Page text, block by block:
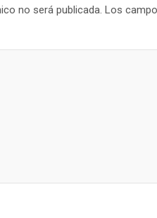
no será publicada. Los